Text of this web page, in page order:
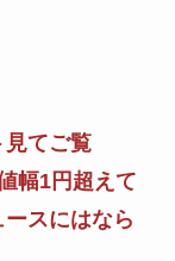
見てご覧
幅1円超えて
スにはなら